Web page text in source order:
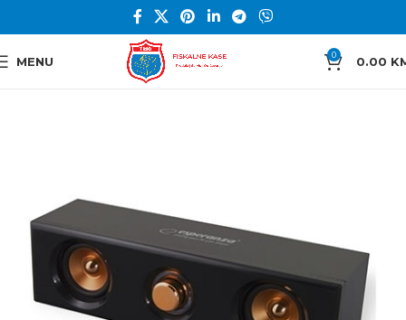
MENU 0 0.00